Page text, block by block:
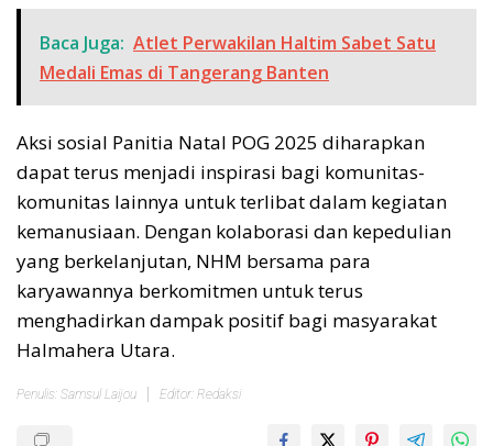
Baca Juga: Atlet Perwakilan Haltim Sabet Satu
Medali Emas di Tangerang Banten
Aksi sosial Panitia Natal POG 2025 diharapkan
dapat terus menjadi inspirasi bagi komunitas-
komunitas lainnya untuk terlibat dalam kegiatan
kemanusiaan. Dengan kolaborasi dan kepedulian
yang berkelanjutan, NHM bersama para
karyawannya berkomitmen untuk terus
menghadirkan dampak positif bagi masyarakat
Halmahera Utara.
Penulis: Samsul Laijou Editor: Redaksi